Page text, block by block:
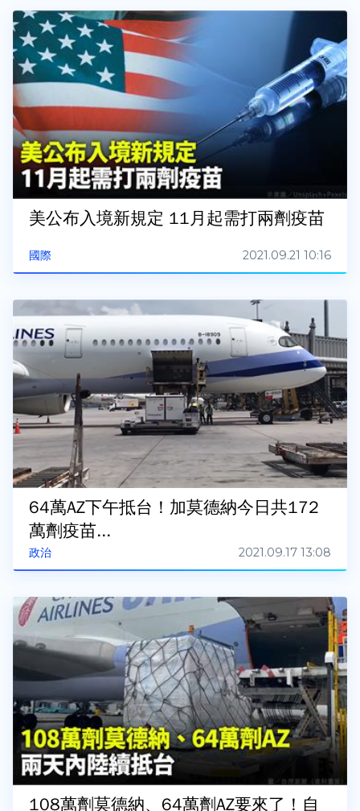
國際
美公布入境新規定 11月起需打兩劑疫苗
2021.09.21 10:16
政治
64萬AZ下午抵台！加莫德納今日共172
萬劑疫苗...
2021.09.17 13:08
108萬劑莫德納、64萬劑AZ要來了！自